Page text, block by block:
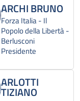
ARCHI BRUNO
Forza Italia - Il
Popolo della Libertà -
Berlusconi
Presidente
ARLOTTI
TIZIANO